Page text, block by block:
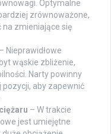
Optymalne
zrównoważone,
zmieniające się
– Nieprawidłowe
wąskie zbliżenie,
Narty powinny
pozycji, aby zapewnić
– W trakcie
jest umiejętne